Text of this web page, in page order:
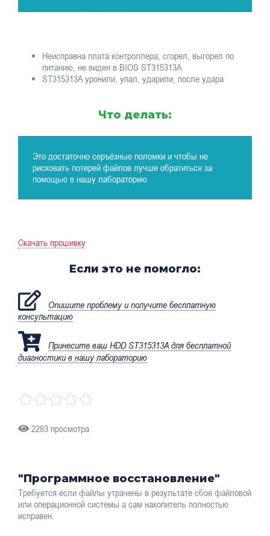
Неисправна плата контроллера, сгорел, выгорел по
питанию, не виден в BIOS ST315313A
ST315313A уронили, упал, ударили, после удара
Что делать:
Это достаточно серъёзные поломки и чтобы не
рисковать потерей файлов лучше обратиться за
помощью в нашу лабораторию
Скачать прошивку
Если это не помогло:
Опишите проблему и получите бесплатную
консультацию
Принесите ваш HDD ST315313A для бесплатной
диагностики в нашу лабораторию
2283 просмотра
"Программное восстановление"
Требуется если файлы утрачены в результате сбоя файловой
или операционной системы а сам накопитель полностью
исправен.